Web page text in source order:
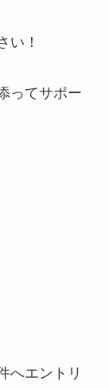
い！
ってサポー
へエントリ